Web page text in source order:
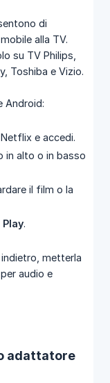
di
alla TV.
su TV Philips,
Toshiba e Vizio.
Android:
e accedi.
in alto o in basso
il film o la
Play.
metterla
audio e
adattatore